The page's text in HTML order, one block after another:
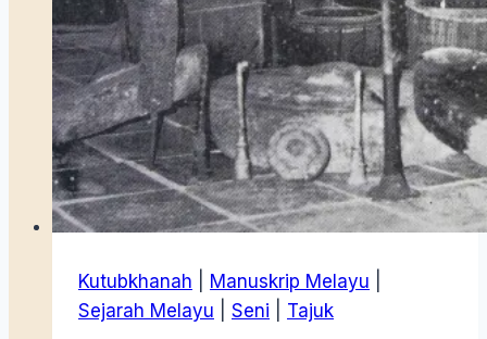
Kutubkhanah Manuskrip Melayu
Sejarah Melayu
Seni Tajuk